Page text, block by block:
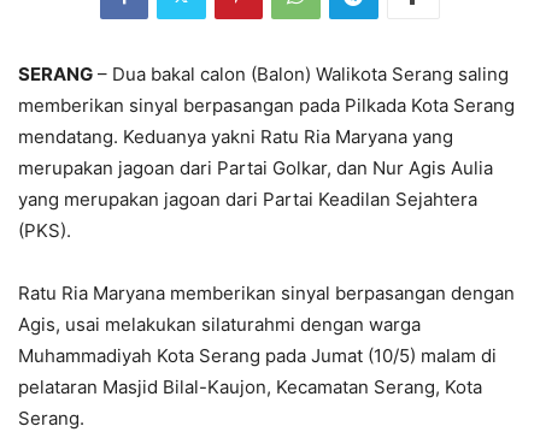
SERANG – Dua bakal calon (Balon) Walikota Serang saling
memberikan sinyal berpasangan pada Pilkada Kota Serang
mendatang. Keduanya yakni Ratu Ria Maryana yang
merupakan jagoan dari Partai Golkar, dan Nur Agis Aulia
yang merupakan jagoan dari Partai Keadilan Sejahtera
(PKS).
Ratu Ria Maryana memberikan sinyal berpasangan dengan
Agis, usai melakukan silaturahmi dengan warga
Muhammadiyah Kota Serang pada Jumat (10/5) malam di
pelataran Masjid Bilal-Kaujon, Kecamatan Serang, Kota
Serang.